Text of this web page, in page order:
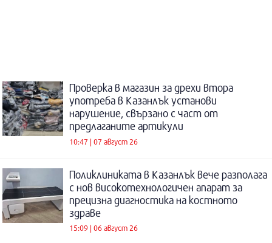
Проверка в магазин за дрехи втора
употреба в Казанлък установи
нарушение, свързано с част от
предлаганите артикули
10:47 | 07 август 26
Поликлиниката в Казанлък вече разполага
с нов високотехнологичен апарат за
прецизна диагностика на костното
здраве
15:09 | 06 август 26